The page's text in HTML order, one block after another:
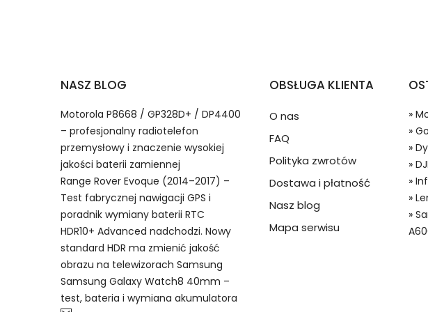
Dzięki ochronie kupujących w systemie PayPal
przedmiot do Ciebie nie dotrze lub będzie się
Model urządzenia
Numer produktu baterii
Lenovo TL-2450 bateria, TL-2450 Baterie do
NASZ BLOG
Motorola P8668 / GP328D+ / DP4400
– profesjonalny radiotelefon
przemysłowy i znaczenie wysokiej
jakości baterii zamiennej
Range Rover Evoque (2014–2017) –
Test fabrycznej nawigacji GPS i
poradnik wymiany baterii RTC
HDR10+ Advanced nadchodzi. Nowy
standard HDR ma zmienić jakość
obrazu na telewizorach Samsung
Samsung Galaxy Watch8 40mm –
test, bateria i wymiana akumulatora
OBSŁUGA KLIENTA
O nas
FAQ
Polityka zwrotów
Dostawa i płatność
Nasz blog
Mapa serwisu
»
»
»
»
»
»
»